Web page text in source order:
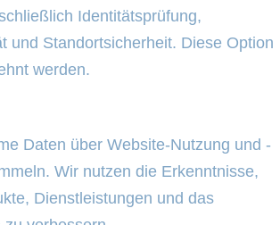
Identitätsprüfung,
und Standortsicherheit. Diese Option
werden.
Daten über Website-Nutzung und -
Wir nutzen die Erkenntnisse,
Dienstleistungen und das